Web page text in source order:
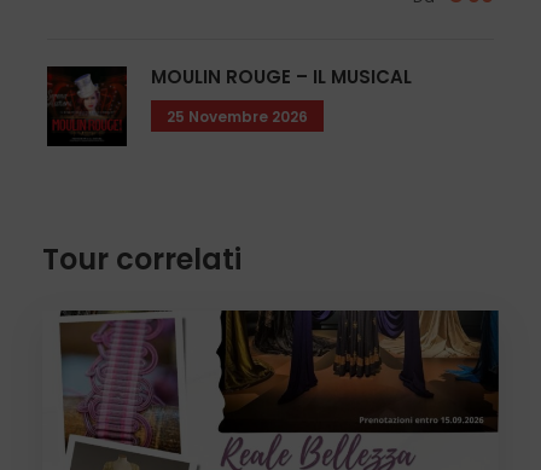
MOULIN ROUGE – IL MUSICAL
25 Novembre 2026
Tour correlati